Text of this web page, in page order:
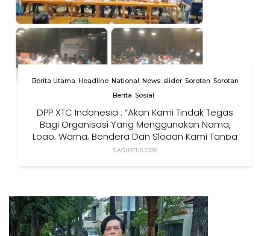
Berita Utama Headline National News slider Sorotan Sorotan
Berita Sosial
DPP XTC Indonesia : “Akan Kami Tindak Tegas
Bagi Organisasi Yang Menggunakan Nama,
Logo, Warna, Bendera Dan Slogan Kami Tanpa
Izin”
5 AGUSTUS 2026